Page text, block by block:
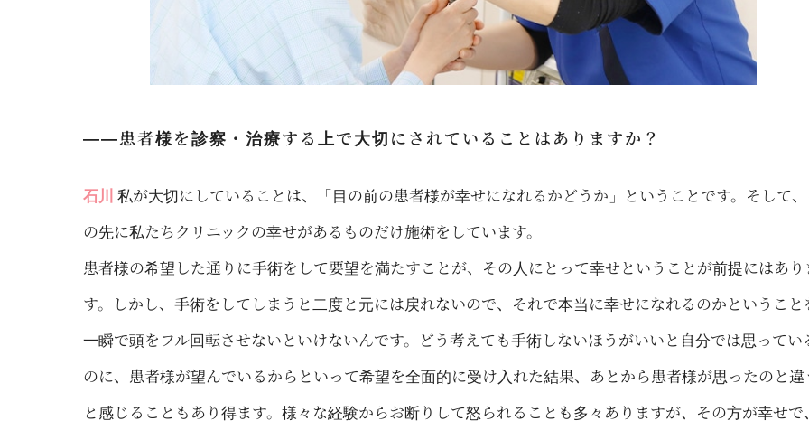
――患者様を診察・治療する上で大切にされていることはありますか？
石川 私が大切にしていることは、「目の前の患者様が幸せになれるかどうか」ということです。そして
の先に私たちクリニックの幸せがあるものだけ施術をしています。
患者様の希望した通りに手術をして要望を満たすことが、その人にとって幸せということが前提にはあり
す。しかし、手術をしてしまうと二度と元には戻れないので、それで本当に幸せになれるのかということ
一瞬で頭をフル回転させないといけないんです。どう考えても手術しないほうがいいと自分では思ってい
のに、患者様が望んでいるからといって希望を全面的に受け入れた結果、あとから患者様が思ったのと違
と感じることもあり得ます。様々な経験からお断りして怒られることも多々ありますが、その方が幸せで、